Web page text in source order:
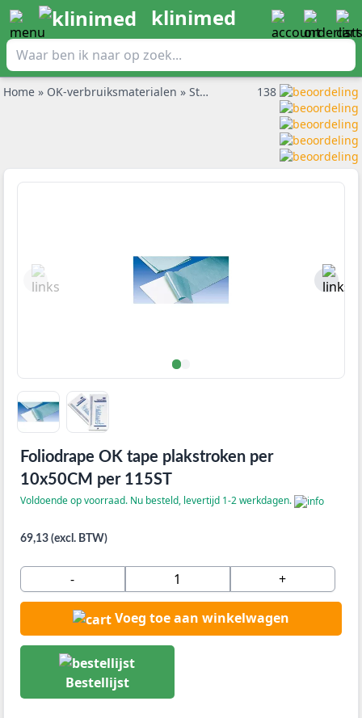
klinimed
Home » OK-verbruiksmaterialen » Steriele afdekdoeken »
138
Foliodrape OK tape plakstroken per
10x50CM per 115ST
Voldoende op voorraad. Nu besteld, levertijd 1-2 werkdagen.
69,13 (excl. BTW)
- +
Voeg toe aan winkelwagen
Bestellijst